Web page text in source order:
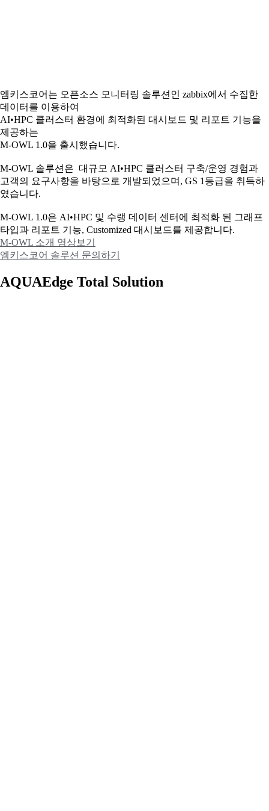
엠키스코어는 오픈소스 모니터링 솔루션인 zabbix에서 수집한
데이터를 이용하여
AI•HPC 클러스터 환경에 최적화된 대시보드 및 리포트 기능을
제공하는
M-OWL 1.0을 출시했습니다.
M-OWL 솔루션은 대규모 AI•HPC 클러스터 구축/운영 경험과
고객의 요구사항을 바탕으로 개발되었으며, GS 1등급을 취득하
였습니다.
M-OWL 1.0은 AI•HPC 및 수랭 데이터 센터에 최적화 된 그래프
타입과 리포트 기능, Customized 대시보드를 제공합니다.
M-OWL 소개 영상보기
엠키스코어 솔루션 문의하기
AQUAEdge Total Solution